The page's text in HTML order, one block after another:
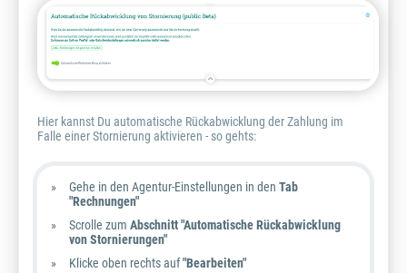
Hier kannst Du automatische Rückabwicklung der Zahlung im
Falle einer Stornierung aktivieren - so gehts:
Gehe in den Agentur-Einstellungen in den Tab
"Rechnungen"
Scrolle zum Abschnitt "Automatische Rückabwicklung
von Stornierungen"
Klicke oben rechts auf"Bearbeiten"